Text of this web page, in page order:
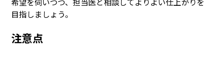
目指しましょう。
注意点